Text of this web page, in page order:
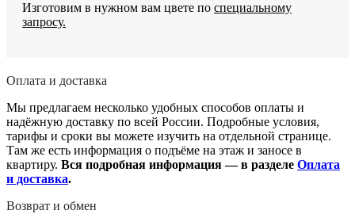
Изготовим в нужном вам цвете по специальному
запросу.
Оплата и доставка
Мы предлагаем несколько удобных способов оплаты и
надёжную доставку по всей России. Подробные условия,
тарифы и сроки вы можете изучить на отдельной странице.
Там же есть информация о подъёме на этаж и заносе в
квартиру. Вся подробная информация — в разделе Оплата
и доставка.
Возврат и обмен